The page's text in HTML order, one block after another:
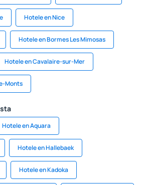
Hotele en Nice
Hotele en Bormes Les Mimosas
Hotele en Cavalaire-sur-Mer
Monts
Hotele en Aquara
Hotele en Hallebaek
Hotele en Kadoka